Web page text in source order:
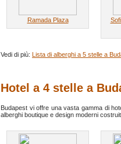
Ramada Plaza
Vedi di più: Lista di alberghi a 5 stelle a
Hotel a 4 stelle a
Budapest vi offre una vasta gamma di
alberghi boutique e design moderni